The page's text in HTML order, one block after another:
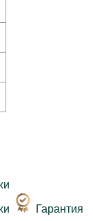
Гарантия